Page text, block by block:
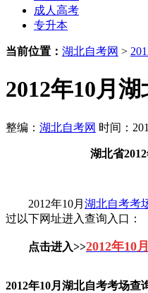
成人高考
专升本
当前位置： 湖北自考网 >
2012年10月
整编： 湖北自考网 时间：
湖北省
2012年10月 湖北自考考
过以下网址进入查询入口：
点击进入>>2012年10
2012年10月湖北自考考场查